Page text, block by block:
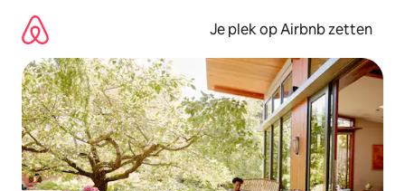
direct
naar
inhoud
Je plek op Airbnb zetten